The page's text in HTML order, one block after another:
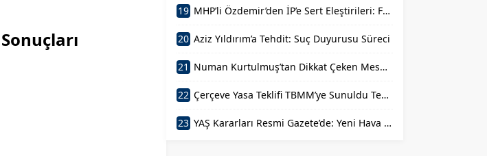
19 MHP’li Özdemir’den İP’e Sert Eleştirileri: FETÖ’nün Siyasal Mühendisi
20 Aziz Yıldırım’a Tehdit: Suç Duyurusu Süreci
21 Numan Kurtulmuş’tan Dikkat Çeken Mesaj: Devlet Aklı ile Millet İrfanı Buluştu
22 Çerçeve Yasa Teklifi TBMM’ye Sunuldu Terörün Tarihe Gömülmesi
23 YAŞ Kararları Resmi Gazete’de: Yeni Hava Kuvvetleri Komutanı Belli Oldu